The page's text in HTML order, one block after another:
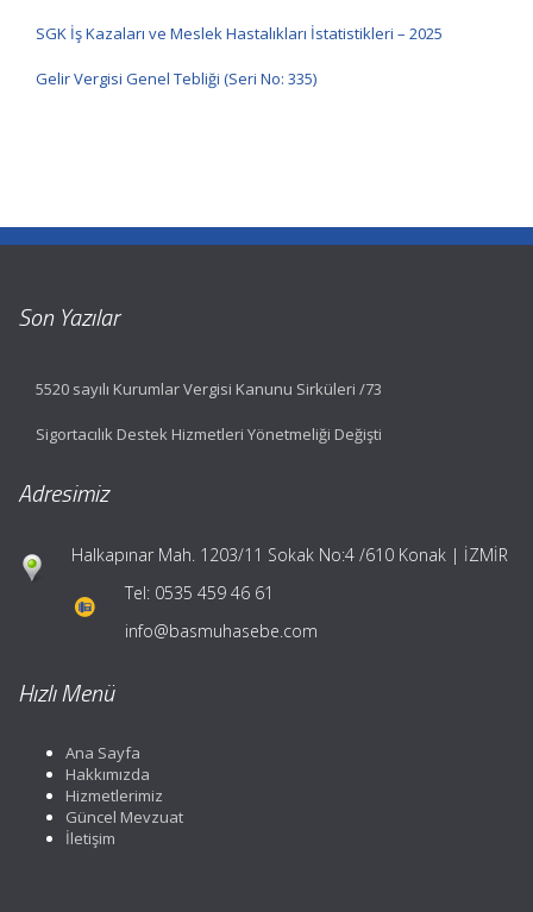
SGK İş Kazaları ve Meslek Hastalıkları İstatistikleri – 2025
Gelir Vergisi Genel Tebliği (Seri No: 335)
Son Yazılar
5520 sayılı Kurumlar Vergisi Kanunu Sirküleri /73
Sigortacılık Destek Hizmetleri Yönetmeliği Değişti
Adresimiz
Halkapınar Mah. 1203/11 Sokak No:4 /610 Konak | İZMİR
Tel: 0535 459 46 61
info@basmuhasebe.com
Hızlı Menü
Ana Sayfa
Hakkımızda
Hizmetlerimiz
Güncel Mevzuat
İletişim